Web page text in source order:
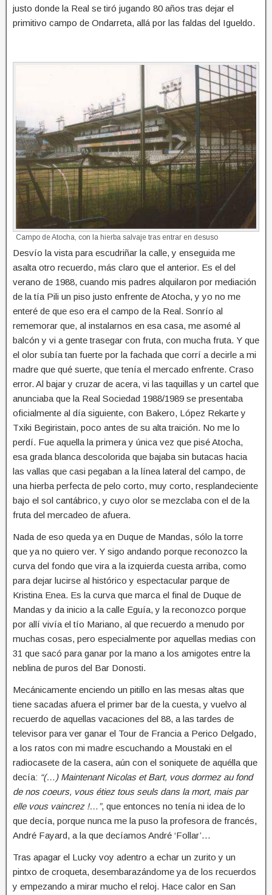
justo donde la Real se tiró jugando 80 años tras dejar el
primitivo campo de Ondarreta, allá por las faldas del Igueldo.
Campo de Atocha, con la hierba salvaje tras entrar en desuso
Desvío la vista para escudriñar la calle, y enseguida me
asalta otro recuerdo, más claro que el anterior. Es el del
verano de 1988, cuando mis padres alquilaron por mediación
de la tía Pili un piso justo enfrente de Atocha, y yo no me
enteré de que eso era el campo de la Real. Sonrío al
rememorar que, al instalarnos en esa casa, me asomé al
balcón y vi a gente trasegar con fruta, con mucha fruta. Y que
el olor subía tan fuerte por la fachada que corrí a decirle a mi
madre que qué suerte, que tenía el mercado enfrente. Craso
error. Al bajar y cruzar de acera, vi las taquillas y un cartel que
anunciaba que la Real Sociedad 1988/1989 se presentaba
oficialmente al día siguiente, con Bakero, López Rekarte y
Txiki Begiristain, poco antes de su alta traición. No me lo
perdí. Fue aquella la primera y única vez que pisé Atocha,
esa grada blanca descolorida que bajaba sin butacas hacia
las vallas que casi pegaban a la línea lateral del campo, de
una hierba perfecta de pelo corto, muy corto, resplandeciente
bajo el sol cantábrico, y cuyo olor se mezclaba con el de la
fruta del mercadeo de afuera.
Nada de eso queda ya en Duque de Mandas, sólo la torre
que ya no quiero ver. Y sigo andando porque reconozco la
curva del fondo que vira a la izquierda cuesta arriba, como
para dejar lucirse al histórico y espectacular parque de
Kristina Enea. Es la curva que marca el final de Duque de
Mandas y da inicio a la calle Eguía, y la reconozco porque
por allí vivía el tío Mariano, al que recuerdo a menudo por
muchas cosas, pero especialmente por aquellas medias con
31 que sacó para ganar por la mano a los amigotes entre la
neblina de puros del Bar Donosti.
Mecánicamente enciendo un pitillo en las mesas altas que
tiene sacadas afuera el primer bar de la cuesta, y vuelvo al
recuerdo de aquellas vacaciones del 88, a las tardes de
televisor para ver ganar el Tour de Francia a Perico Delgado,
a los ratos con mi madre escuchando a Moustaki en el
radiocasete de la casera, aún con el soniquete de aquélla que
decía: “(…) Maintenant Nicolas et Bart, vous dormez au fond
de nos coeurs, vous étiez tous seuls dans la mort, mais par
elle vous vaincrez !…”, que entonces no tenía ni idea de lo
que decía, porque nunca me la puso la profesora de francés,
André Fayard, a la que decíamos André ‘Follar’…
Tras apagar el Lucky voy adentro a echar un zurito y un
pintxo de croqueta, desembarazándome ya de los recuerdos
y empezando a mirar mucho el reloj. Hace calor en San